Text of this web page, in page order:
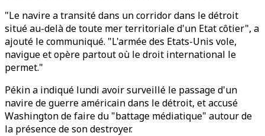
"Le navire a transité dans un corridor dans le détroit
situé au-delà de toute mer territoriale d'un Etat côtier", a
ajouté le communiqué. "L'armée des Etats-Unis vole,
navigue et opère partout où le droit international le
permet."
Pékin a indiqué lundi avoir surveillé le passage d'un
navire de guerre américain dans le détroit, et accusé
Washington de faire du "battage médiatique" autour de
la présence de son destroyer.